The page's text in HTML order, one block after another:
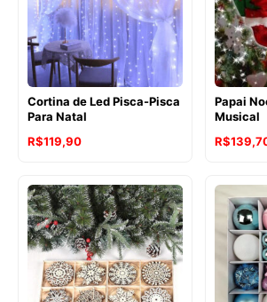
Cortina de Led Pisca-Pisca
Para Natal
R$119,90
Papai
Musical
R$